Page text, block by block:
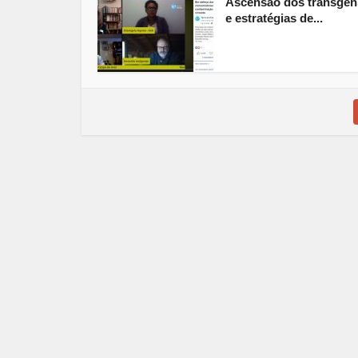
e estratégias de...